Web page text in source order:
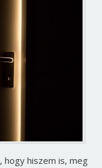
hogy hiszem is, meg